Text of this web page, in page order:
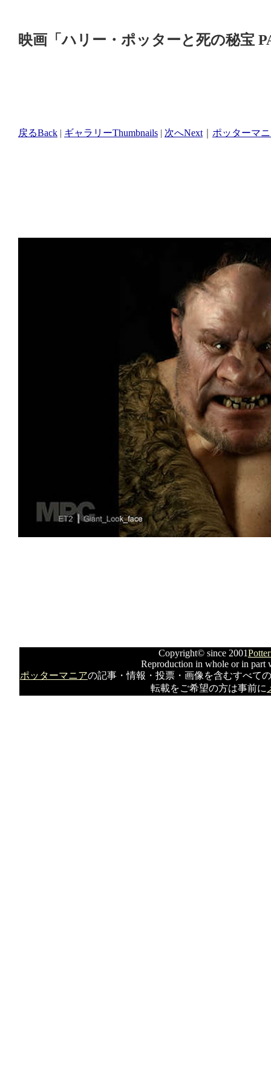
映画「ハリー・ポッターと死の秘宝
戻るBack | ギャラリーThumbnails | 次へNext ポッターマ
Copyright© since 2001
Reproduction in whole or in part
ポッターマニアの記事・情報・投票・画像を含むすべて
転載をご希望の方は事前に